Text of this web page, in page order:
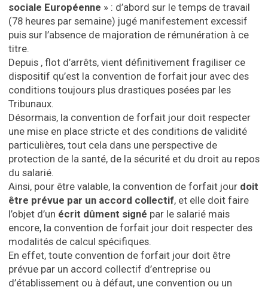
sociale Européenne » : d’abord sur le temps de travail
(78 heures par semaine) jugé manifestement excessif
puis sur l’absence de majoration de rémunération à ce
titre.
Depuis , flot d’arrêts, vient définitivement fragiliser ce
dispositif qu’est la convention de forfait jour avec des
conditions toujours plus drastiques posées par les
Tribunaux.
Désormais, la convention de forfait jour doit respecter
une mise en place stricte et des conditions de validité
particulières, tout cela dans une perspective de
protection de la santé, de la sécurité et du droit au repos
du salarié.
Ainsi, pour être valable, la convention de forfait jour doit
être prévue par un accord collectif, et elle doit faire
l’objet d’un écrit dûment signé par le salarié mais
encore, la convention de forfait jour doit respecter des
modalités de calcul spécifiques.
En effet, toute convention de forfait jour doit être
prévue par un accord collectif d’entreprise ou
d’établissement ou à défaut, une convention ou un